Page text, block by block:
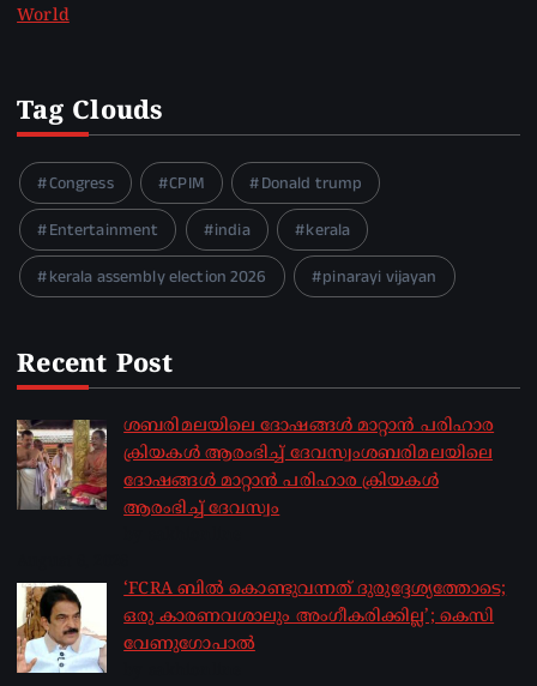
World
Tag Clouds
Congress CPIM
Donald trump
Entertainment
india
kerala
kerala assembly election 2026
pinarayi vijayan
Recent Post
ശബരിമലയിലെ ദോഷങ്ങൾ മാറ്റാൻ പരിഹാര
ക്രിയകൾ ആരംഭിച്ച് ദേവസ്വംശബരിമലയിലെ
ദോഷങ്ങൾ മാറ്റാൻ പരിഹാര ക്രിയകൾ
ആരംഭിച്ച് ദേവസ്വം
‘FCRA ബിൽ കൊണ്ടുവന്നത് ദുരുദ്ദേശ്യത്തോടെ;
ഒരു കാരണവശാലും അം​ഗീകരിക്കില്ല’; കെസി
വേണു​ഗോപാൽ